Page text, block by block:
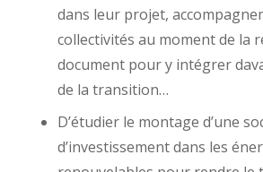
dans leur projet,
collectivités au moment de la
document pour y intégrer
de la transition…
D’étudier le montage d’une
d’investissement dans les